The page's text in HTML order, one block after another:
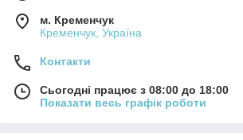
м. Кременчук
Кременчук, Україна
Контакти
Сьогодні працює з 08:00 до 18:00
Показати весь графік роботи